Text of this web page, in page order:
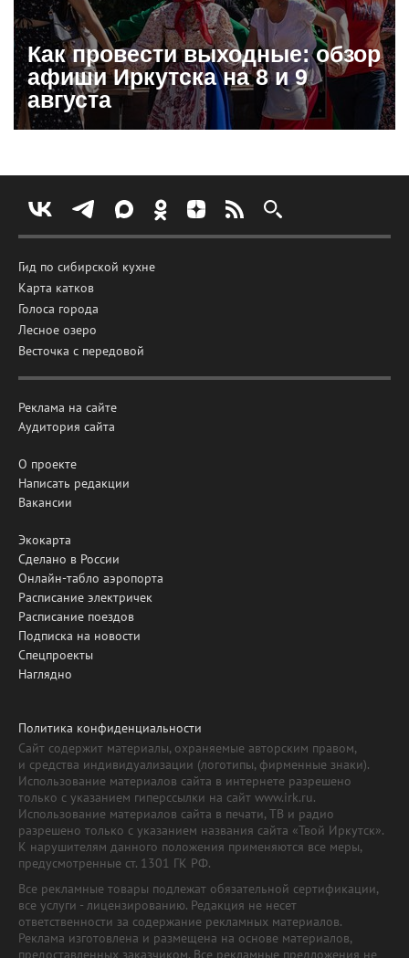
Как провести выходные: обзор
афиши Иркутска на 8 и 9
августа
Гид по сибирской кухне
Карта катков
Голоса города
Лесное озеро
Весточка с передовой
Реклама на сайте
Аудитория сайта
О проекте
Написать редакции
Вакансии
Экокарта
Сделано в России
Онлайн-табло аэропорта
Расписание электричек
Расписание поездов
Подписка на новости
Спецпроекты
Наглядно
Политика конфиденциальности
Сайт содержит материалы, охраняемые авторским правом,
и средства индивидуализации (логотипы, фирменные знаки).
Использование материалов сайта в интернете разрешено
только с указанием гиперссылки на сайт www.irk.ru.
Использование материалов сайта в печати, ТВ и радио
разрешено только с указанием названия сайта «Твой Иркутск».
К нарушителям данного положения применяются все меры,
предусмотренные ст. 1301 ГК РФ.
Все рекламные товары подлежат обязательной сертификации,
все услуги - лицензированию. Редакция не несет
ответственности за содержание рекламных материалов.
Реклама изготовлена и размещена на основе материалов,
предоставленных заказчиком. Все рекламные предложения не